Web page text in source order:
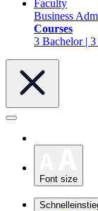
Faculty
Business
Courses
3 Bachelor |
Font size